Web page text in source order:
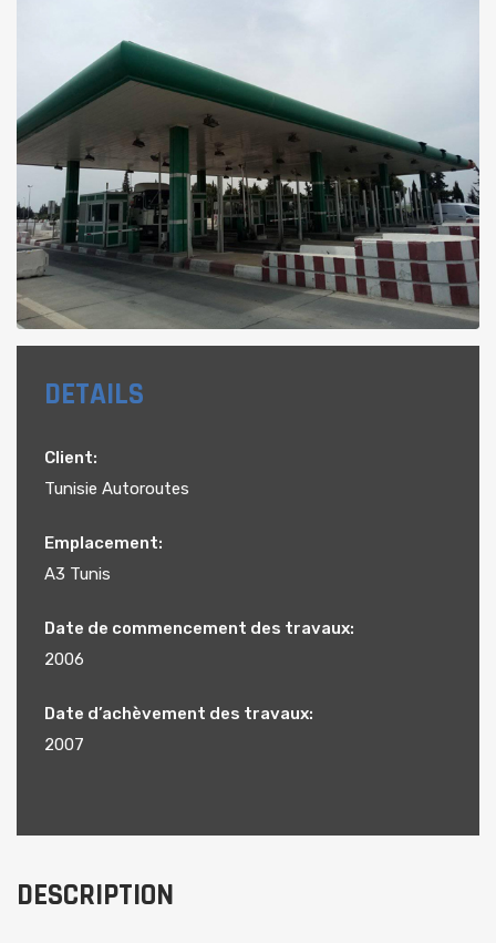
DETAILS
Client:
Tunisie Autoroutes
Emplacement:
A3 Tunis
Date de commencement des travaux:
2006
Date d’achèvement des travaux:
2007
DESCRIPTION